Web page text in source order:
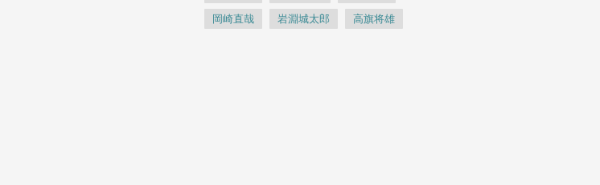
岡崎直哉 岩淵城太郎 高旗将雄